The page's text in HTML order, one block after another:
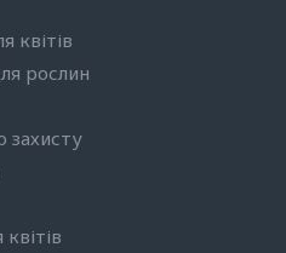
квітів
рослин
захисту